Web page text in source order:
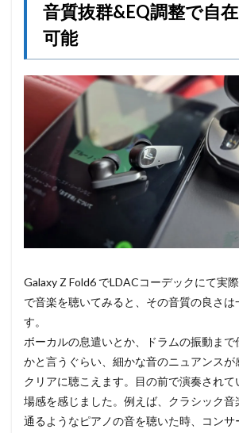
音質抜群&EQ調整で自
可能
Galaxy Z Fold6 でLDACコーデックにて実
で音楽を聴いてみると、その音質の良さは
す。
ボーカルの息遣いとか、ドラムの振動ま
かと言うぐらい、細かな音のニュアンスが
クリアに聴こえます。目の前で演奏され
場感を感じました。例えば、クラシック音
通るようなピアノの音を聴いた時、コンサ